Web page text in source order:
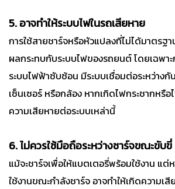
5. อาจทำให้ระบบไฟในรถเสียหาย
การใช้สายชาร์จหรือหัวแปลงที่ไม่ได้มาตรฐ
ผลกระทบกับระบบไฟของรถยนต์ โดยเฉพา
ระบบไฟฟ้าซับซ้อน มีระบบเชื่อมต่อระหว่าง
เซ็นเซอร์ หรือกล้อง หากเกิดไฟกระชากหรื
ความเสียหายต่อระบบเหล่านี้
6. ไม่ควรใช้มือถือระหว่างชาร์จขณะขับขี่
แม้จะชาร์จเพื่อให้แบตเตอรี่พร้อมใช้งาน แ
ใช้งานขณะกำลังชาร์จ อาจทำให้เกิดความเ